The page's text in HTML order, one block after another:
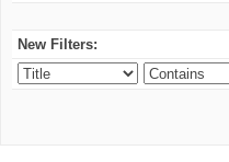
New Filters: